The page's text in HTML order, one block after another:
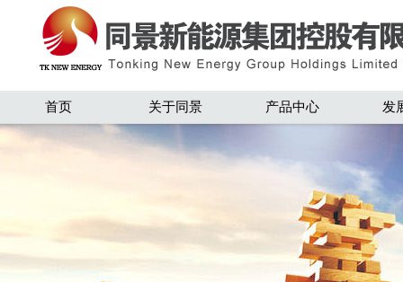
首页 关于同景 产品中心 发